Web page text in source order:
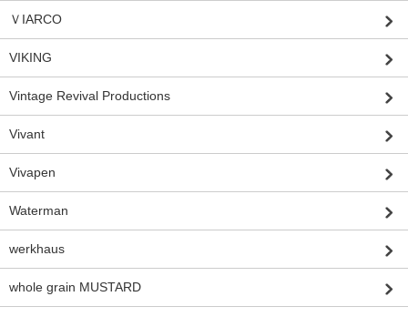
ＶIARCO
VIKING
Vintage Revival Productions
Vivant
Vivapen
Waterman
werkhaus
whole grain MUSTARD